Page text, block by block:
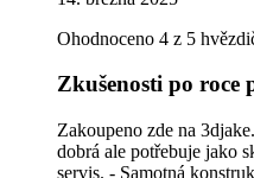
Ohodnoceno 4 z 5
Zkušenosti po roce
Zakoupeno zde na
dobrá ale potřebuje jako
servis. - Samotná